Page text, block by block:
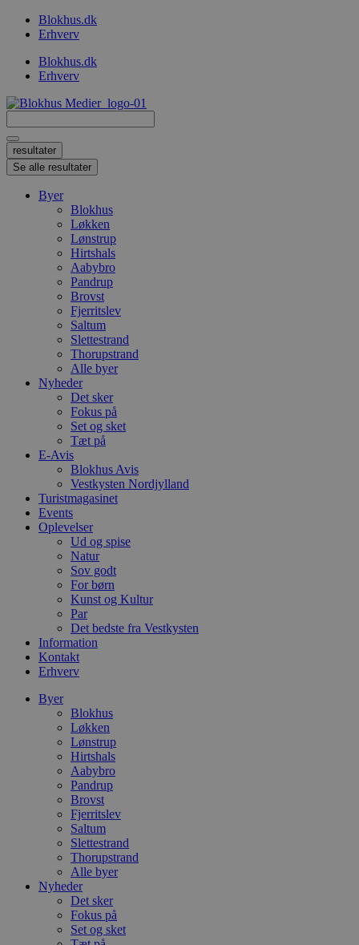
VidereBlokhus.dk
Erhverv
Blokhus.dk
Erhverv
...
resultater
Se alle resultater
Byer
Blokhus
Løkken
Lønstrup
Hirtshals
Aabybro
Pandrup
Brovst
Fjerritslev
Saltum
Slettestrand
Thorupstrand
Alle byer
Nyheder
Det sker
Fokus på
Set og sket
Tæt på
E-Avis
Blokhus Avis
Vestkysten Nordjylland
Turistmagasinet
Events
Oplevelser
Ud og spise
Natur
Sov godt
For børn
Kunst og Kultur
Par
Det bedste fra Vestkysten
Information
Kontakt
Erhverv
Byer
Blokhus
Løkken
Lønstrup
Hirtshals
Aabybro
Pandrup
Brovst
Fjerritslev
Saltum
Slettestrand
Thorupstrand
Alle byer
Nyheder
Det sker
Fokus på
Set og sket